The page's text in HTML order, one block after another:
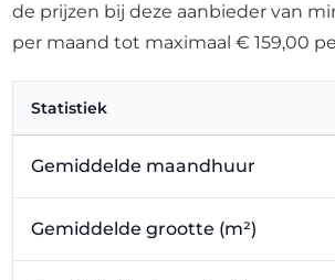
de prijzen bij deze aanbieder van
per maand tot maximaal € 159,00
Statistiek
Gemiddelde maandhuur
Gemiddelde grootte (m²)